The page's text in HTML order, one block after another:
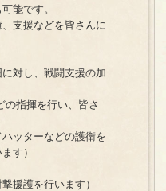
能です。
支援などを皆さんに
対し、戦闘支援の加
指揮を行い、皆さ
ッターなどの護衛を
す）
援護を行います）